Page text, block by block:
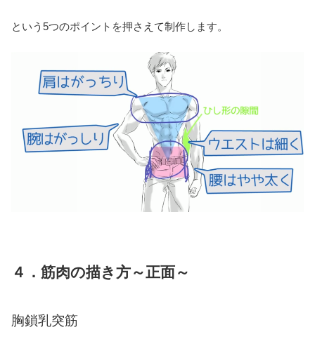
という5つのポイントを押さえて制作します。
４．筋肉の描き方～正面～
胸鎖乳突筋